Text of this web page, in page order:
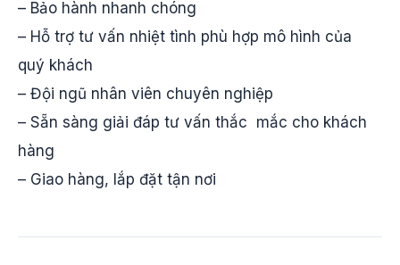
– Bảo hành nhanh chóng
– Hỗ trợ tư vấn nhiệt tình phù hợp mô hình của
quý khách
– Đội ngũ nhân viên chuyên nghiệp
– Sẵn sàng giải đáp tư vấn thắc mắc cho khách
hàng
– Giao hàng, lắp đặt tận nơi